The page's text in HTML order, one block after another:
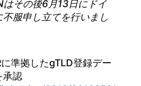
その後6月13日にドイ
服申し立てを行いまし
準拠したgTLD登録デー
承認